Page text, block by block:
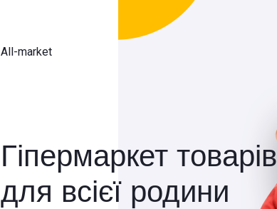
All-market
Гіпермаркет товарів
для всієї родини